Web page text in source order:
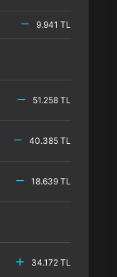
9.941 TL
51.258 TL
40.385 TL
18.639 TL
34.172 TL